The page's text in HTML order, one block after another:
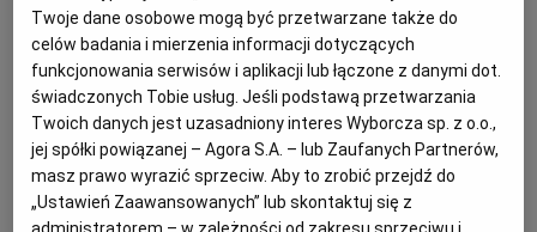
przeczytasz poniżej.
Zapytanie ofertowe- pojęcie, które nie wynika z
przepisów ustawy Prawo zamówień publicznych.
Kolokwialnie - zapytanie ofertowe to opis
zapotrzebowania zamawiającego, które jest
kierowane do potencjalnych oferentów w celu
Twoje dane osobowe mogą być przetwarzane także do
celów badania i mierzenia informacji dotyczących
funkcjonowania serwisów i aplikacji lub łączone z danymi dot.
świadczonych Tobie usług. Jeśli podstawą przetwarzania
Twoich danych jest uzasadniony interes Wyborcza sp. z o.o.,
jej spółki powiązanej – Agora S.A. – lub Zaufanych Partnerów,
masz prawo wyrazić sprzeciw. Aby to zrobić przejdź do
„Ustawień Zaawansowanych” lub skontaktuj się z
administratorem – w zależności od zakresu sprzeciwu i